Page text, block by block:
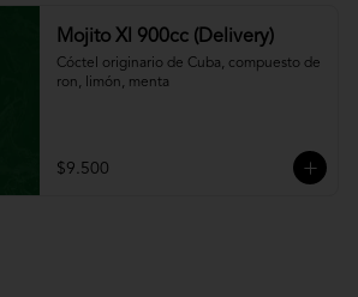
Mojito Xl 900cc (Delivery)
Cóctel originario de Cuba, compuesto de
ron, limón, menta
$9.500